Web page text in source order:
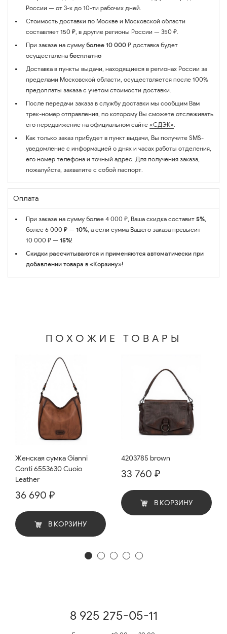
России — от 3-х до 10-ти рабочих дней.
Стоимость доставки по Москве и Московской области
составляет 150 ₽, в другие регионы России — 350 ₽.
При заказе на сумму более 10 000 ₽ доставка будет
осуществлена бесплатно
Доставка в пункты выдачи, находящиеся в регионах России за
пределами Московской области, осуществляется после 100%
предоплаты заказа с учётом стоимости доставки.
После передачи заказа в службу доставки мы сообщим Вам
трек-номер отправления, по которому Вы сможете отслеживать
его передвижение на официальном сайте «СДЭК».
Как только заказ прибудет в пункт выдачи, Вы получите SMS-
уведомление с информацией о днях и часах работы отделения,
его номер телефона и точный адрес. Для получения заказа,
пожалуйста, захватите с собой паспорт.
Оплата
При заказе на сумму более 4 000 ₽, Ваша скидка составит 5%,
более 6 000 ₽ — 10%, а если сумма Вашего заказа превысит
10 000 ₽ — 15%!
Скидки рассчитываются и применяются автоматически при
добавлении товара в «Корзину»!
ПОХОЖИЕ ТОВАРЫ
Женская сумка Gianni
Conti 6553630 Cuoio
Leather
36 690 ₽
В КОРЗИНУ
4203785 brown
33 760 ₽
В КОРЗИНУ
8 925 275-05-11